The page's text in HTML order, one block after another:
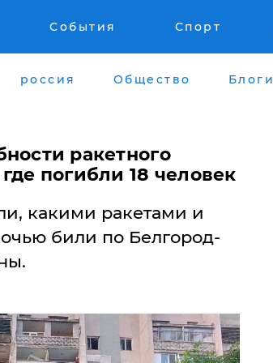
События Спорт
россия Общество Блоги
ракетного
погибли 18 человек
какими ракетами и
били по Белгород-